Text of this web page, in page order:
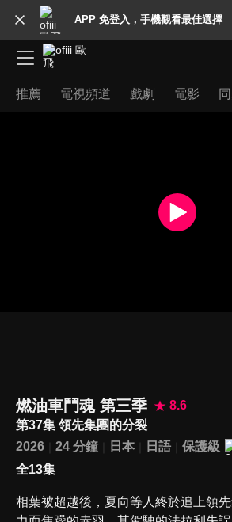
APP 免登入，手機觀看最佳選擇
推薦 電視頻道 戲劇 電影
燃油車鬥魂 第三季
8.6
第37集 領先集團的分裂
2026
24 分鐘 日本 日語
保護級
全13集
相葉被超越後，夏向等人終於追上領